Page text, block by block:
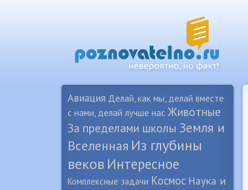
Авиация Делай, как мы, делай вместе
с нами, делай лучше нас Животные
За пределами школы Земля и
Вселенная Из глубины
веков Интересное
Комплексные задачи Космос Наука и